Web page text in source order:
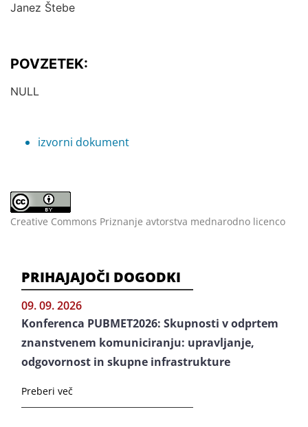
Janez Štebe
POVZETEK:
NULL
izvorni dokument
Creative Commons Priznanje avtorstva mednarodno licenco
PRIHAJAJOČI DOGODKI
09. 09. 2026
Konferenca PUBMET2026: Skupnosti v odprtem
znanstvenem komuniciranju: upravljanje,
odgovornost in skupne infrastrukture
Preberi več